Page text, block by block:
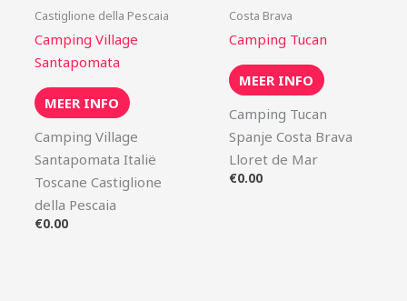
Castiglione della Pescaia
Camping Village
Santapomata
MEER INFO
Camping Village
Santapomata Italië
Toscane Castiglione
della Pescaia
€0.00
Costa Brava
Camping Tucan
MEER INFO
Camping Tucan
Spanje Costa Brava
Lloret de Mar
€0.00